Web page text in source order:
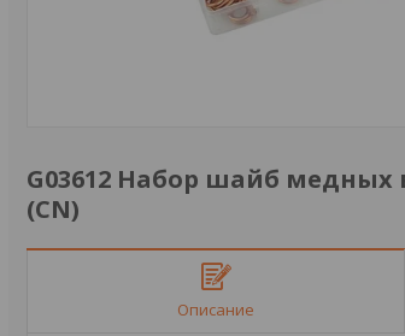
G03612 Набор шайб медных
(CN)
Описание